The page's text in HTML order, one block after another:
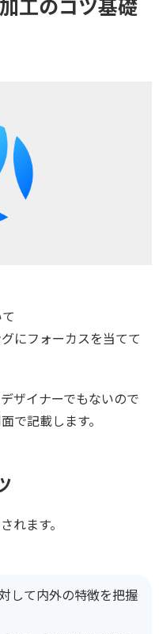
にフォーカスを当てて
ザイナーでもないので
で記載します。
れます。
して内外の特徴を把握